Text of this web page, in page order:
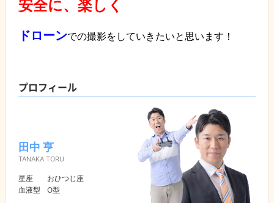
安全に、楽しく
ドローンでの撮影をしていきたいと思います！
プロフィール
田中 亨
TANAKA TORU
星座
おひつじ座
血液型
O型